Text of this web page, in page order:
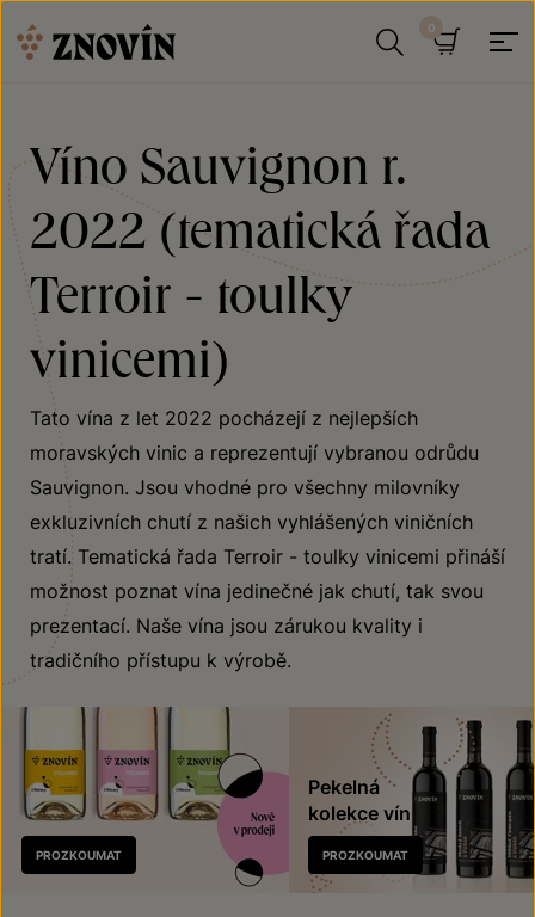
Víno Sauvignon r.
2022 (tematická řada
Terroir - toulky
vinicemi)
Tato vína z let 2022 pocházejí z nejlepších
moravských vinic a reprezentují vybranou odrůdu
Sauvignon. Jsou vhodné pro všechny milovníky
exkluzivních chutí z našich vyhlášených viničních
tratí. Tematická řada Terroir - toulky vinicemi přináší
možnost poznat vína jedinečné jak chutí, tak svou
prezentací. Naše vína jsou zárukou kvality i
tradičního přístupu k výrobě.
Nově
v prodeji
PROZKOUMAT
Pekelná
kolekce vín
PROZKOUMAT